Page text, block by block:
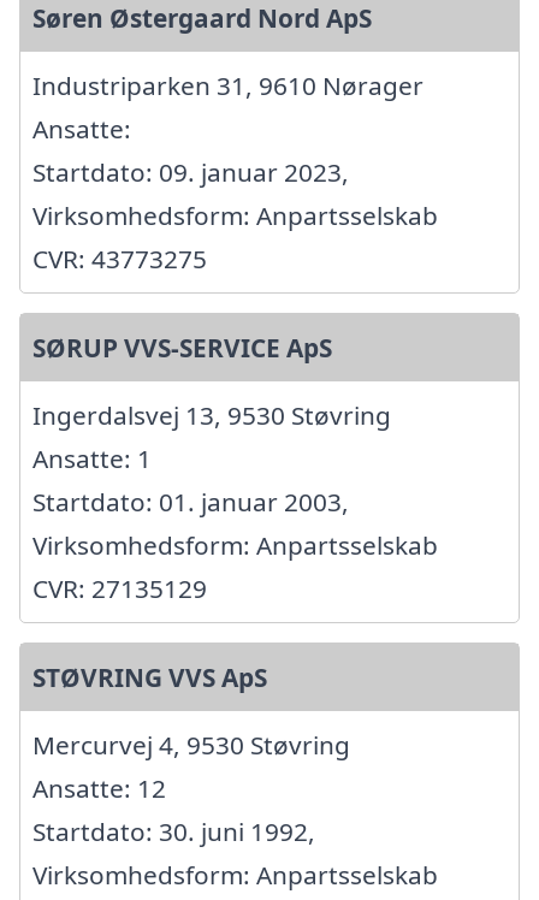
Søren Østergaard Nord ApS
Industriparken 31, 9610 Nørager
Ansatte:
Startdato: 09. januar 2023,
Virksomhedsform: Anpartsselskab
CVR: 43773275
SØRUP VVS-SERVICE ApS
Ingerdalsvej 13, 9530 Støvring
Ansatte: 1
Startdato: 01. januar 2003,
Virksomhedsform: Anpartsselskab
CVR: 27135129
STØVRING VVS ApS
Mercurvej 4, 9530 Støvring
Ansatte: 12
Startdato: 30. juni 1992,
Virksomhedsform: Anpartsselskab